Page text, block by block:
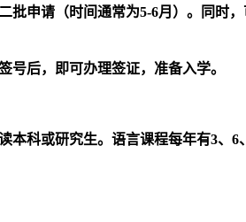
申请（时间通常为5-6月）。同时
后，即可办理签证，准备入学。
科或研究生。语言课程每年有3、6